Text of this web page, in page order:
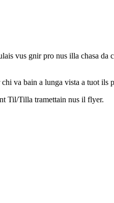
vus gnir pro nus illa chasa da
va bain a lunga vista a tuot ils
Til/Tilla tramettain nus il flyer.